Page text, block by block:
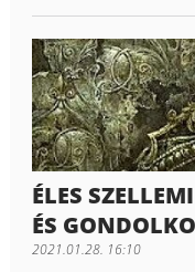
ÉLES
ÉS
2021.01.28. 16:10